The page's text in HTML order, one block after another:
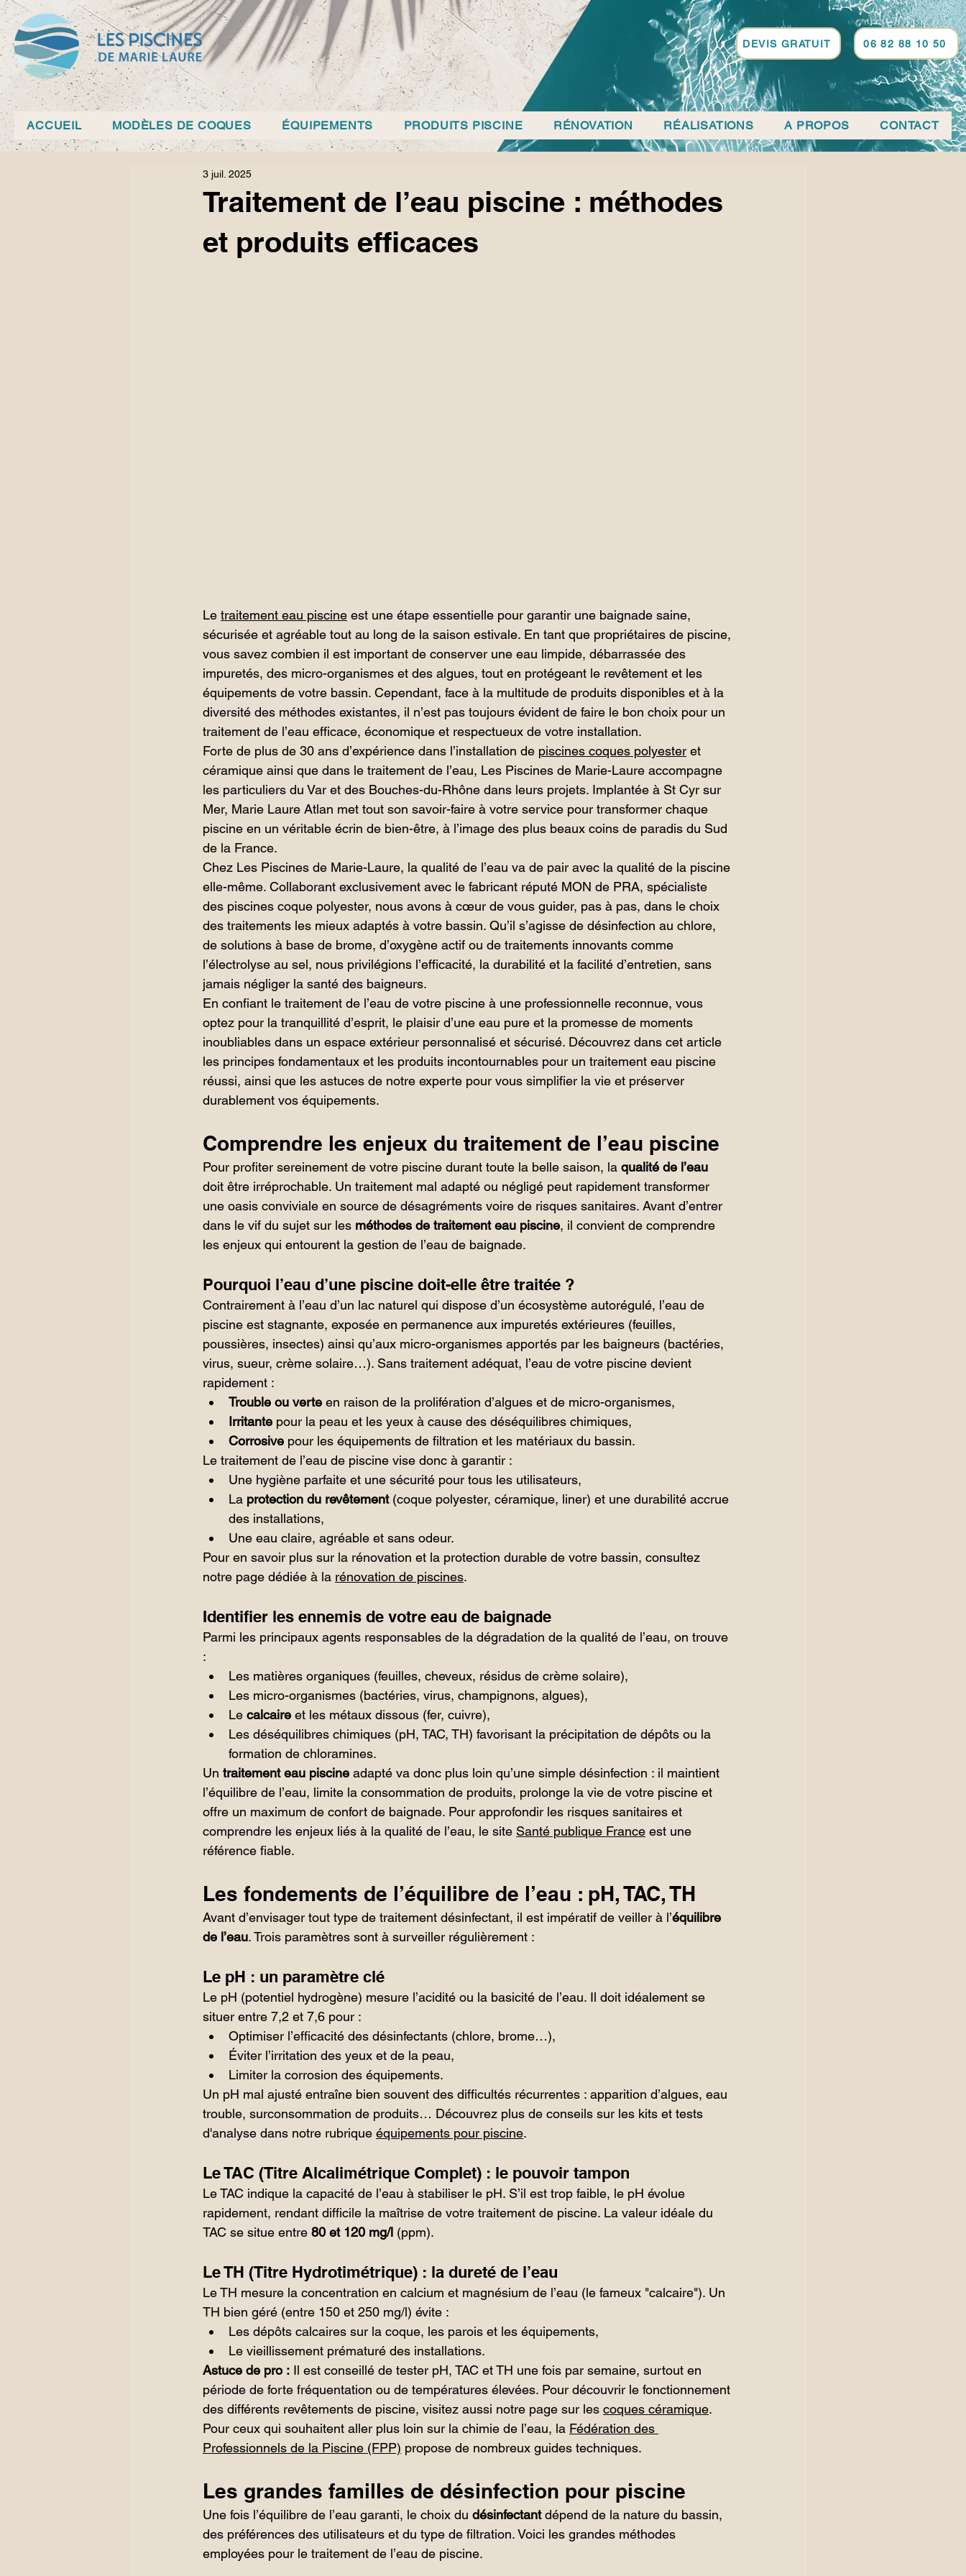
ACCUEIL MODÈLES DE COQUES ÉQUIPEMENTS PRODUITS PISCINE RÉNOVATION RÉALISATIONS A PROPOS CONTACT
DEVIS GRATUIT 06 82 88 10 50
Traitement de l’eau piscine : méthodes
et produits efficaces
3 juil. 2025
Le traitement eau piscine est une étape essentielle pour garantir une baignade saine,
sécurisée et agréable tout au long de la saison estivale. En tant que propriétaires de piscine,
vous savez combien il est important de conserver une eau limpide, débarrassée des
impuretés, des micro-organismes et des algues, tout en protégeant le revêtement et les
équipements de votre bassin. Cependant, face à la multitude de produits disponibles et à la
diversité des méthodes existantes, il n’est pas toujours évident de faire le bon choix pour un
traitement de l’eau efficace, économique et respectueux de votre installation.
Forte de plus de 30 ans d’expérience dans l’installation de piscines coques polyester et
céramique ainsi que dans le traitement de l’eau, Les Piscines de Marie-Laure accompagne
les particuliers du Var et des Bouches-du-Rhône dans leurs projets. Implantée à St Cyr sur
Mer, Marie Laure Atlan met tout son savoir-faire à votre service pour transformer chaque
piscine en un véritable écrin de bien-être, à l’image des plus beaux coins de paradis du Sud
de la France.
Chez Les Piscines de Marie-Laure, la qualité de l’eau va de pair avec la qualité de la piscine
elle-même. Collaborant exclusivement avec le fabricant réputé MON de PRA, spécialiste
des piscines coque polyester, nous avons à cœur de vous guider, pas à pas, dans le choix
des traitements les mieux adaptés à votre bassin. Qu’il s’agisse de désinfection au chlore,
de solutions à base de brome, d’oxygène actif ou de traitements innovants comme
l’électrolyse au sel, nous privilégions l’efficacité, la durabilité et la facilité d’entretien, sans
jamais négliger la santé des baigneurs.
En confiant le traitement de l’eau de votre piscine à une professionnelle reconnue, vous
optez pour la tranquillité d’esprit, le plaisir d’une eau pure et la promesse de moments
inoubliables dans un espace extérieur personnalisé et sécurisé. Découvrez dans cet article
les principes fondamentaux et les produits incontournables pour un traitement eau piscine
réussi, ainsi que les astuces de notre experte pour vous simplifier la vie et préserver
durablement vos équipements.
Comprendre les enjeux du traitement de l’eau piscine
Pour profiter sereinement de votre piscine durant toute la belle saison, la qualité de l’eau
doit être irréprochable. Un traitement mal adapté ou négligé peut rapidement transformer
une oasis conviviale en source de désagréments voire de risques sanitaires. Avant d’entrer
dans le vif du sujet sur les méthodes de traitement eau piscine, il convient de comprendre
les enjeux qui entourent la gestion de l’eau de baignade.
Pourquoi l’eau d’une piscine doit-elle être traitée ?
Contrairement à l’eau d’un lac naturel qui dispose d’un écosystème autorégulé, l’eau de
piscine est stagnante, exposée en permanence aux impuretés extérieures (feuilles,
poussières, insectes) ainsi qu’aux micro-organismes apportés par les baigneurs (bactéries,
virus, sueur, crème solaire…). Sans traitement adéquat, l’eau de votre piscine devient
rapidement :
Trouble ou verte en raison de la prolifération d’algues et de micro-organismes,
Irritante pour la peau et les yeux à cause des déséquilibres chimiques,
Corrosive pour les équipements de filtration et les matériaux du bassin.
Le traitement de l’eau de piscine vise donc à garantir :
Une hygiène parfaite et une sécurité pour tous les utilisateurs,
La protection du revêtement (coque polyester, céramique, liner) et une durabilité accrue
des installations,
Une eau claire, agréable et sans odeur.
Pour en savoir plus sur la rénovation et la protection durable de votre bassin, consultez
notre page dédiée à la rénovation de piscines.
Identifier les ennemis de votre eau de baignade
Parmi les principaux agents responsables de la dégradation de la qualité de l’eau, on trouve
:
Les matières organiques (feuilles, cheveux, résidus de crème solaire),
Les micro-organismes (bactéries, virus, champignons, algues),
Le calcaire et les métaux dissous (fer, cuivre),
Les déséquilibres chimiques (pH, TAC, TH) favorisant la précipitation de dépôts ou la
formation de chloramines.
Un traitement eau piscine adapté va donc plus loin qu’une simple désinfection : il maintient
l’équilibre de l’eau, limite la consommation de produits, prolonge la vie de votre piscine et
offre un maximum de confort de baignade. Pour approfondir les risques sanitaires et
comprendre les enjeux liés à la qualité de l’eau, le site Santé publique France est une
référence fiable.
Les fondements de l’équilibre de l’eau : pH, TAC, TH
Avant d’envisager tout type de traitement désinfectant, il est impératif de veiller à l’équilibre
de l’eau. Trois paramètres sont à surveiller régulièrement :
Le pH : un paramètre clé
Le pH (potentiel hydrogène) mesure l’acidité ou la basicité de l’eau. Il doit idéalement se
situer entre 7,2 et 7,6 pour :
Optimiser l’efficacité des désinfectants (chlore, brome…),
Éviter l’irritation des yeux et de la peau,
Limiter la corrosion des équipements.
Un pH mal ajusté entraîne bien souvent des difficultés récurrentes : apparition d’algues, eau
trouble, surconsommation de produits… Découvrez plus de conseils sur les kits et tests
d'analyse dans notre rubrique équipements pour piscine.
Le TAC (Titre Alcalimétrique Complet) : le pouvoir tampon
Le TAC indique la capacité de l’eau à stabiliser le pH. S’il est trop faible, le pH évolue
rapidement, rendant difficile la maîtrise de votre traitement de piscine. La valeur idéale du
TAC se situe entre 80 et 120 mg/l (ppm).
Le TH (Titre Hydrotimétrique) : la dureté de l’eau
Le TH mesure la concentration en calcium et magnésium de l’eau (le fameux "calcaire"). Un
TH bien géré (entre 150 et 250 mg/l) évite :
Les dépôts calcaires sur la coque, les parois et les équipements,
Le vieillissement prématuré des installations.
Astuce de pro : Il est conseillé de tester pH, TAC et TH une fois par semaine, surtout en
période de forte fréquentation ou de températures élevées. Pour découvrir le fonctionnement
des différents revêtements de piscine, visitez aussi notre page sur les coques céramique.
Pour ceux qui souhaitent aller plus loin sur la chimie de l’eau, la Fédération des
Professionnels de la Piscine (FPP) propose de nombreux guides techniques.
Les grandes familles de désinfection pour piscine
Une fois l’équilibre de l’eau garanti, le choix du désinfectant dépend de la nature du bassin,
des préférences des utilisateurs et du type de filtration. Voici les grandes méthodes
employées pour le traitement de l’eau de piscine.